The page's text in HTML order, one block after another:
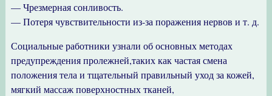
— Чрезмерная сонливость.
— Потеря чувствительности из-за поражения нервов и т. д.
Социальные работники узнали об основных методах
предупреждения пролежней,таких как частая смена
положения тела и тщательный правильный уход за кожей,
мягкий массаж поверхностных тканей,